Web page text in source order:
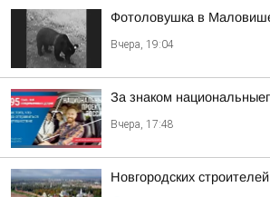
Фотоловушка в
Вчера, 19:04
За знаком
Вчера, 17:48
Новгородских